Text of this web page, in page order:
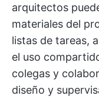
arquitectos
materiales del
listas de tareas,
el uso
colegas y
diseño y